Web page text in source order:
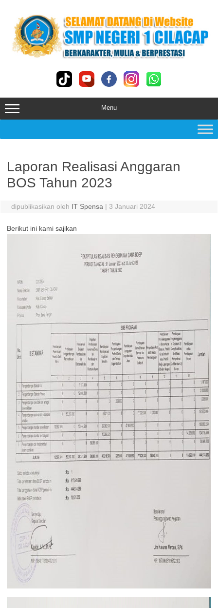
content
Menu
Laporan Realisasi Anggaran
BOS Tahun 2023
dipublikasikan oleh IT Spensa | 3 Januari 2024
Berikut ini kami sajikan